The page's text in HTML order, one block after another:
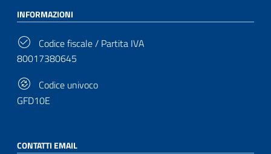
INFORMAZIONI
Codice fiscale / Partita IVA
80017380645
Codice univoco
GFD10E
CONTATTI EMAIL